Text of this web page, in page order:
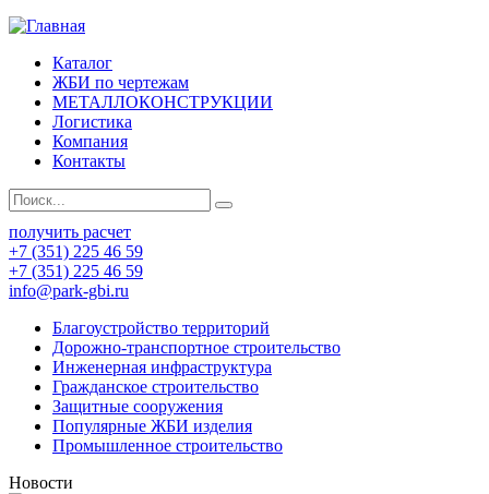
Каталог
ЖБИ по чертежам
МЕТАЛЛОКОНСТРУКЦИИ
Логистика
Компания
Контакты
получить расчет
+7 (351) 225 46 59
+7 (351) 225 46 59
info@park-gbi.ru
Благоустройство территорий
Дорожно-транспортное строительство
Инженерная инфраструктура
Гражданское строительство
Защитные сооружения
Популярные ЖБИ изделия
Промышленное строительство
Новости